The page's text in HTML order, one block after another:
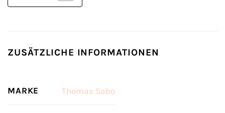
ZUSÄTZLICHE INFORMATIONEN
MARKE Thomas Sabo